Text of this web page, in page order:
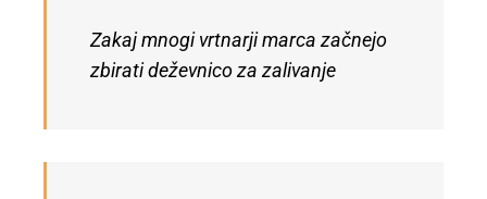
Zakaj mnogi vrtnarji marca začnejo
zbirati deževnico za zalivanje